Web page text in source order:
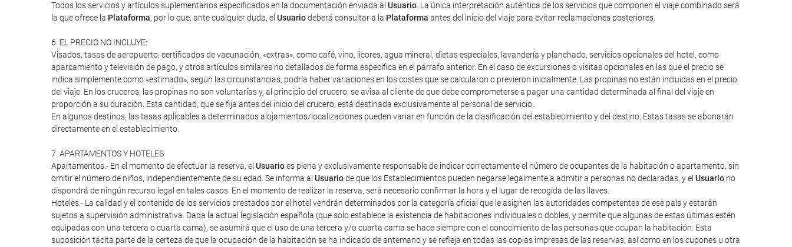
Todos los servicios y artículos suplementarios especificados en la documentación enviada al Usuario . La única interpretación auténtica de los servicios que componen el viaje combinado será
la que ofrece la Plataforma, por lo que, ante cualquier duda, el Usuariodeberá consultar a la Plataforma antes del inicio del viaje para evitar reclamaciones posteriores.
6. EL PRECIO NO INCLUYE:
Visados, tasas de aeropuerto, certificados de vacunación, «extras», como café, vino, licores, agua mineral, dietas especiales, lavandería y planchado, servicios opcionales del hotel, como
aparcamiento y televisión de pago, y otros artículos similares no detallados de forma específica en el párrafo anterior. En el caso de excursiones o visitas opcionales en las que el precio se
indica simplemente como «estimado», según las circunstancias, podría haber variaciones en los costes que se calcularon o previeron inicialmente. Las propinas no están incluidas en el precio
del viaje. En los cruceros, las propinas no son voluntarias y, al principio del crucero, se avisa al cliente de que debe comprometerse a pagar una cantidad determinada al final del viaje en
proporción a su duración. Esta cantidad, que se fija antes del inicio del crucero, está destinada exclusivamente al personal de servicio.
En algunos destinos, las tasas aplicables a determinados alojamientos/localizaciones pueden variar en función de la clasificación del establecimiento y del destino. Estas tasas se abonarán
directamente en el establecimiento.
7. APARTAMENTOS Y HOTELES
Apartamentos.- En el momento de efectuar la reserva, el Usuarioes plena y exclusivamente responsable de indicar correctamente el número de ocupantes de la habitación o apartamento, sin
omitir el número de niños, independientemente de su edad. Se informa al Usuariode que los Establecimientos pueden negarse legalmente a admitir a personas no declaradas, y el Usuario no
dispondrá de ningún recurso legal en tales casos. En el momento de realizar la reserva, será necesario confirmar la hora y el lugar de recogida de las llaves.
Hoteles.- La calidad y el contenido de los servicios prestados por el hotel vendrán determinados por la categoría oficial que le asignen las autoridades competentes de ese país y estarán
sujetos a supervisión administrativa. Dada la actual legislación española (que solo establece la existencia de habitaciones individuales o dobles, y permite que algunas de estas últimas estén
equipadas con una tercera o cuarta cama), se asumirá que el uso de una tercera y/o cuarta cama se hace siempre con el conocimiento de las personas que ocupan la habitación. Esta
suposición tácita parte de la certeza de que la ocupación de la habitación se ha indicado de antemano y se refleja en todas las copias impresas de las reservas, así como en los cupones u otra